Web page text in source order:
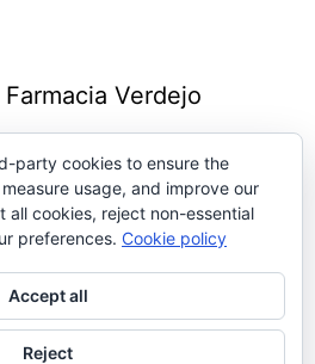
Verdejo
ideas, remedios, noticias…
defensas,
junto a ti.
party cookies to ensure the
usage, and improve our
all cookies, reject non-essential
preferences. Cookie policy
Accept all
Reject